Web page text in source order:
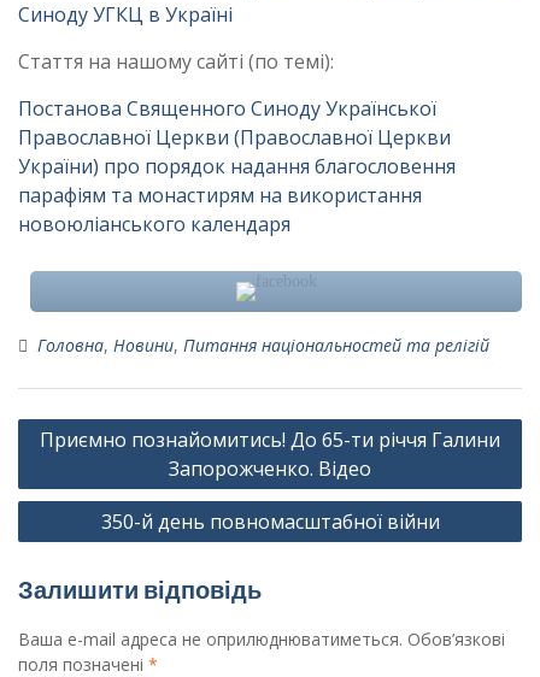
Синоду УГКЦ в Україні
Стаття на нашому сайті (по темі):
Постанова Священного Синоду Української
Православної Церкви (Православної Церкви
України) про порядок надання благословення
парафіям та монастирям на використання
новоюліанського календаря
Головна, Новини, Питання національностей та релігій
Навігація
записів
Приємно познайомитись! До 65-ти річчя Галини
Запорожченко. Відео
350-й день повномасштабної війни
Залишити відповідь
Ваша e-mail адреса не оприлюднюватиметься. Обов’язкові
поля позначені *